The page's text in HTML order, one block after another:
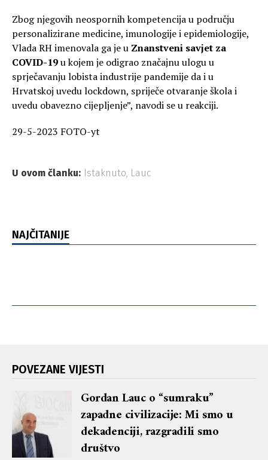
Zbog njegovih neospornih kompetencija u području
personalizirane medicine, imunologije i epidemiologije,
Vlada RH imenovala ga je u Znanstveni savjet za
COVID-19u kojem je odigrao značajnu ulogu u
sprječavanju lobista industrije pandemije da i u
Hrvatskoj uvedu lockdown, spriječe otvaranje škola i
uvedu obavezno cijepljenje”, navodi se u reakciji.
29-5-2023 FOTO-yt
U ovom članku: Istaknuto Lauc
NAJČITANIJE
POVEZANE VIJESTI
Gordan Lauc o “sumraku”
zapadne civilizacije: Mi smo u
dekadenciji, razgradili smo
društvo